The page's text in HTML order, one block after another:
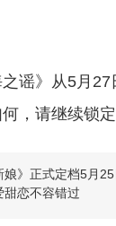
谣》从5月
，请继续锁
娘》正式定档5月
甜恋不容错过